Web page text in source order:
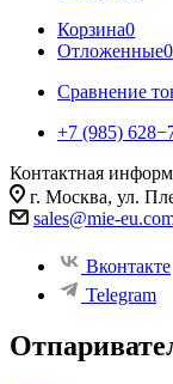
Корзина0
Отложенные0
Сравнение
+7 (985)
Контактная
г. Москва, ул.
sales@mie-
Вконтакте
Telegram